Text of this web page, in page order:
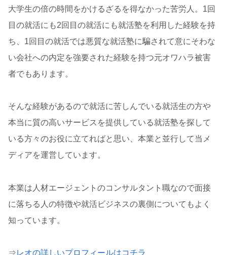
大学生の倍の時間をかけるざるを得なかった苦労人。1回
目の就活にも2回目の就活にも就活塾を利用した経験を持
ち、1回目の就活では悪質な就活塾に騙されて意にそわな
い会社への内定を強要された経験を持つ元オワハラ被害
者でもあります。
そんな経験があるので就活に苦しんでいる就活生の方や
本当に質の高いサービスを提供している就活塾を探して
いる方々のお役に立てればと思い、本業と並行して当メ
ディアを運営しています。
本業は人材エージェントのコンサルタント職なので面接
に落ちる人の特徴や就活ビジネスの裏側についてもよく
知っています。
⇒レオの詳しいプロフィールはコチラ